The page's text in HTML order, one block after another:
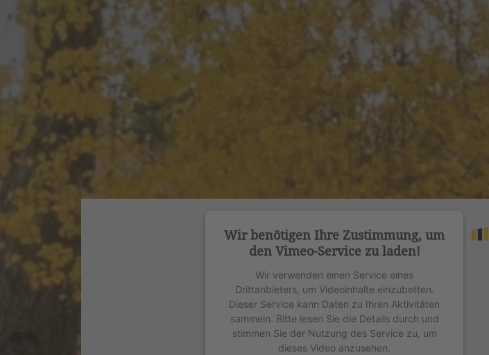
Wir benötigen Ihre Zustimmung, um
den Vimeo-Service zu laden!
Wir verwenden einen Service eines
Drittanbieters, um Videoinhalte einzubetten.
Dieser Service kann Daten zu Ihren Aktivitäten
sammeln. Bitte lesen Sie die Details durch und
stimmen Sie der Nutzung des Service zu, um
dieses Video anzusehen.